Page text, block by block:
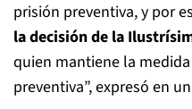
prisión preventiva, y por
la decisión de la
quien mantiene la
preventiva”, expresó en